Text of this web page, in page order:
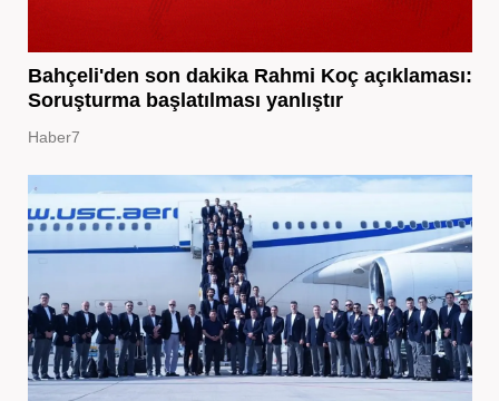
Bahçeli'den son dakika Rahmi Koç açıklaması:
Soruşturma başlatılması yanlıştır
Haber7